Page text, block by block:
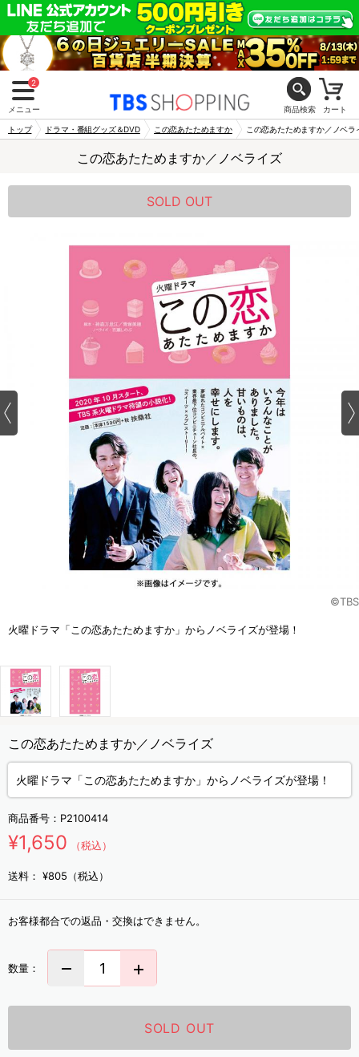
2
メニュー 商品検索 カート
トップ ドラマ・番組グッズ＆DVD この恋あたためますか この恋あたためますか／ノベラ
この恋あたためますか／ノベライズ
SOLD OUT
©TBS
火曜ドラマ「この恋あたためますか」からノベライズが登場！
この恋あたためますか／ノベライズ
火曜ドラマ「この恋あたためますか」からノベライズが登場！
商品番号： P2100414
¥1,650 （税込）
送料： ¥805（税込）
お客様都合での返品・交換はできません。
数量：
SOLD OUT